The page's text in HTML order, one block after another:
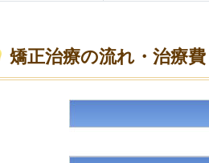
矯正治療の流れ・治療費